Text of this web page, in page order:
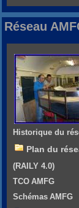
Réseau
Historique du
Plan du
(RAILY 4.0)
TCO AMFG
Schémas AMFG